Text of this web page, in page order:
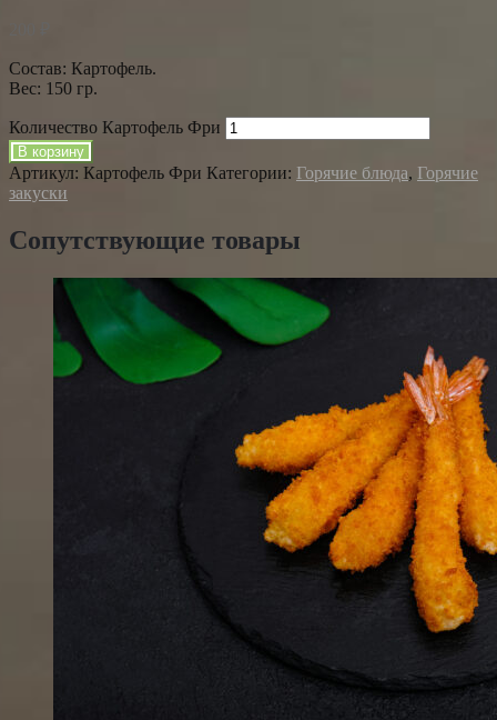
Состав: Картофель.
Вес: 150 гр.
Количество Картофель Фри
В корзину
Артикул: Картофель Фри Категории: Горячие блюда, Горячие
закуски
Сопутствующие товары